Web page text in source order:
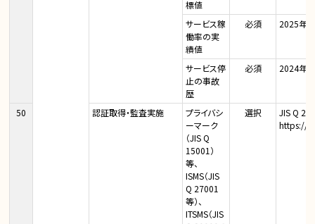
標値
サービス稼
働率の実
績値
必須 2025年
サービス停
止の事故
歴
必須 2024年
50 認証取得・監査実施
プライバシ
ーマーク
（JIS Q
15001）
等、
ISMS（JIS
Q 27001
等）、
ITSMS（JIS
選択
JIS Q
https://